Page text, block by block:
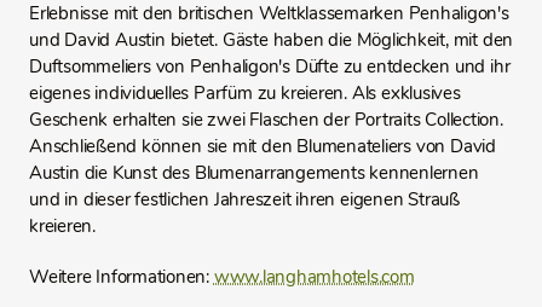
Erlebnisse mit den britischen Weltklassemarken Penhaligon's
und David Austin bietet. Gäste haben die Möglichkeit, mit den
Duftsommeliers von Penhaligon's Düfte zu entdecken und ihr
eigenes individuelles Parfüm zu kreieren. Als exklusives
Geschenk erhalten sie zwei Flaschen der Portraits Collection.
Anschließend können sie mit den Blumenateliers von David
Austin die Kunst des Blumenarrangements kennenlernen
und in dieser festlichen Jahreszeit ihren eigenen Strauß
kreieren.
Weitere Informationen:www.langhamhotels.com